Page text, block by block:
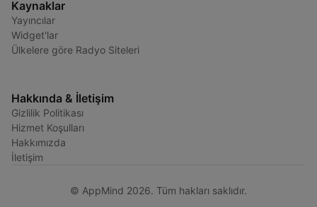
Kaynaklar
Yayıncılar
Widget'lar
Ülkelere göre Radyo Siteleri
Hakkında & İletişim
Gizlilik Politikası
Hizmet Koşulları
Hakkımızda
İletişim
© AppMind 2026. Tüm hakları saklıdır.